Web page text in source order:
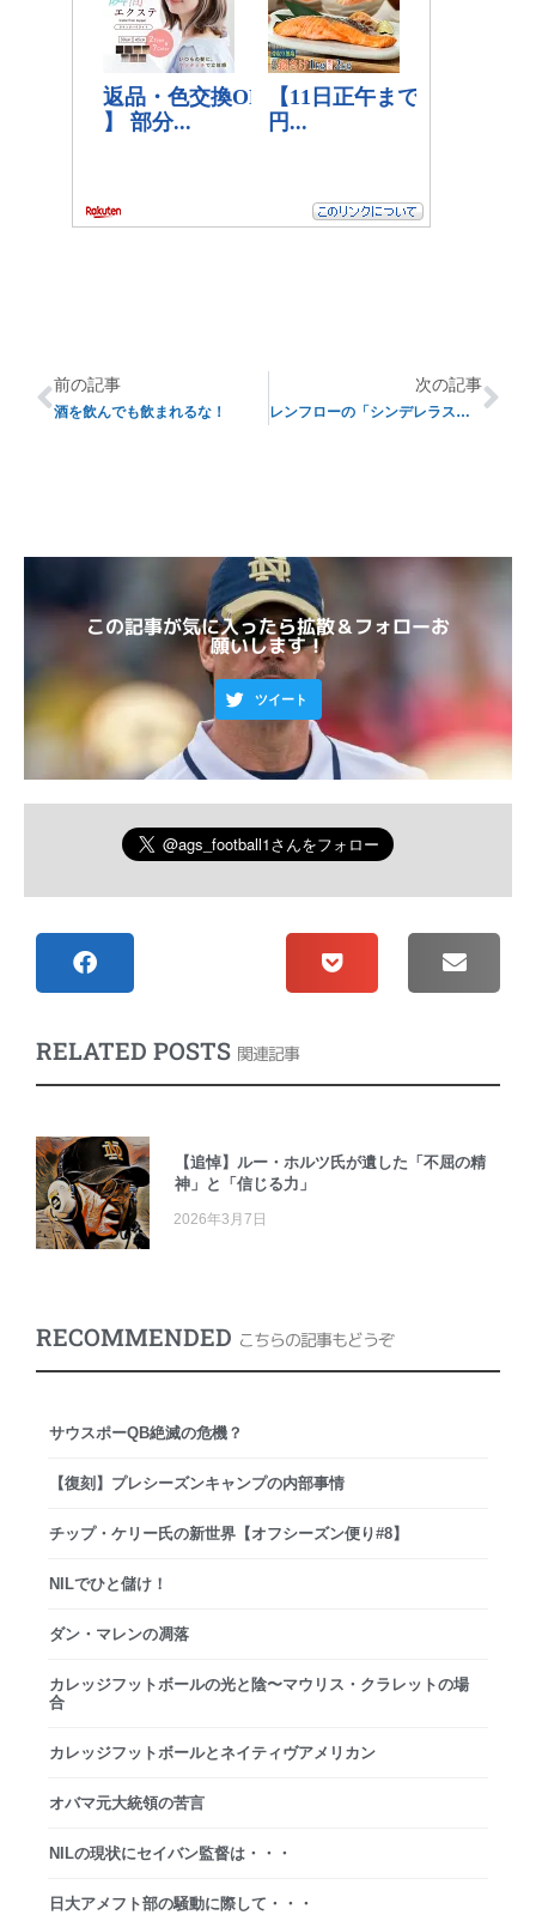
前の記事
酒を飲んでも飲まれるな！
次の記事
レンフローの「シンデレラストーリー」
この記事が気に入ったら拡散＆フォローお
願いします！
ツイート
RELATED POSTS 関連記事
【追悼】ルー・ホルツ氏が遺した「不屈の精
神」と「信じる力」
2026年3月7日
RECOMMENDED こちらの記事もどうぞ
サウスポーQB絶滅の危機？
【復刻】プレシーズンキャンプの内部事情
チップ・ケリー氏の新世界【オフシーズン便り#8】
NILでひと儲け！
ダン・マレンの凋落
カレッジフットボールの光と陰〜マウリス・クラレットの場
合
カレッジフットボールとネイティヴアメリカン
オバマ元大統領の苦言
NILの現状にセイバン監督は・・・
日大アメフト部の騒動に際して・・・